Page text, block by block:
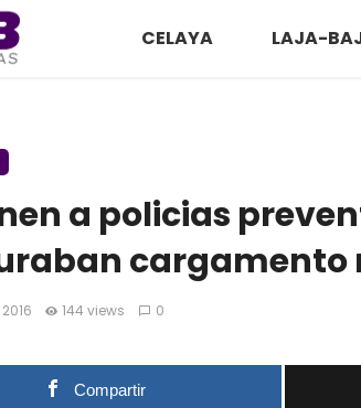
CELAYA LAJA-
a policias
cargamento
144 views 0
Compartir